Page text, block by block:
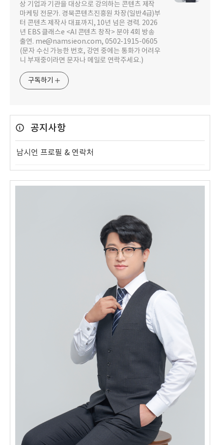
상 기업과 기관을 대상으로 강의하는 콘텐츠 제작
마케팅 전문가. 경북콘텐츠진흥원 차장(일반4급)부
터 콘텐츠 제작사 대표까지, 10년 넘은 경력. 2026
년 EBS 클래스e <AI 콘텐츠 창작> 분야 4회 방송
출연. me@namsieon.com, 0502-1915-0605
(문자 수신 가능한 번호, 강연 중에는 통화가 어려우
니 부재중이라면 문자나 메일로 연락주세요.)
구독하기
공지사항
남시언 프로필 & 연락처